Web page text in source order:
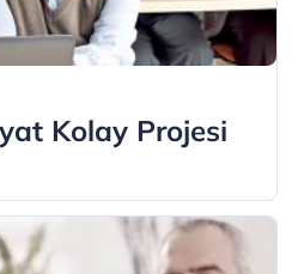
Kolay Projesi